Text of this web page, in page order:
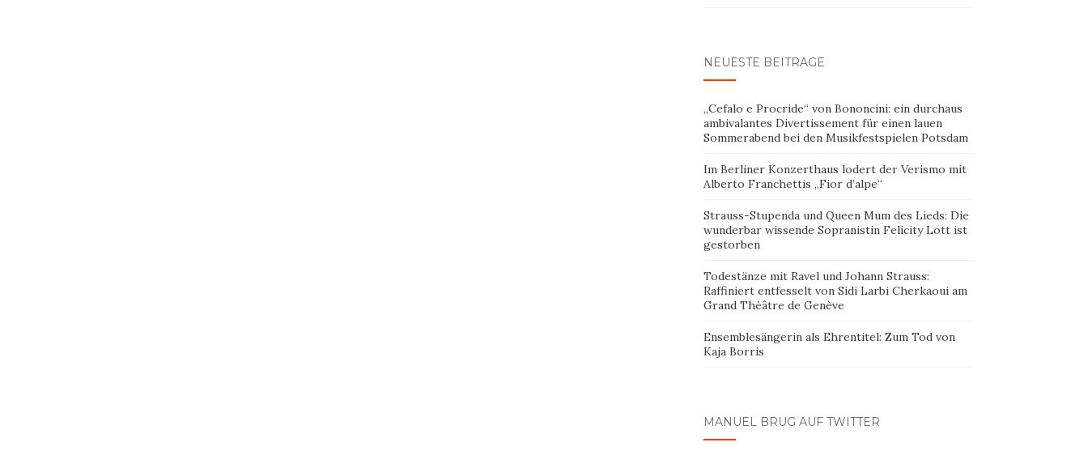
NEUESTE BEITRÄGE
„Cefalo e Procride“ von Bononcini: ein durchaus
ambivalantes Divertissement für einen lauen
Sommerabend bei den Musikfestspielen Potsdam
Im Berliner Konzerthaus lodert der Verismo mit
Alberto Franchettis „Fior d’alpe“
Strauss-Stupenda und Queen Mum des Lieds: Die
wunderbar wissende Sopranistin Felicity Lott ist
gestorben
Todestänze mit Ravel und Johann Strauss:
Raffiniert entfesselt von Sidi Larbi Cherkaoui am
Grand Théâtre de Genève
Ensemblesängerin als Ehrentitel: Zum Tod von
Kaja Borris
MANUEL BRUG AUF TWITTER